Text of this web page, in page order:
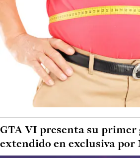
GTA VI presenta su primer
extendido en exclusiva